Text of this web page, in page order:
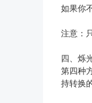
如果你
注意：
四、烁
第四种
持转换